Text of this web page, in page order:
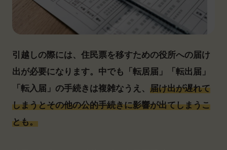
引越しの際には、住民票を移すための役所への届け
出が必要になります。中でも「転居届」「転出届」
「転入届」の手続きは複雑なうえ、 届け出が遅れて
しまうとその他の公的手続きに影響が出てしまうこ
とも。